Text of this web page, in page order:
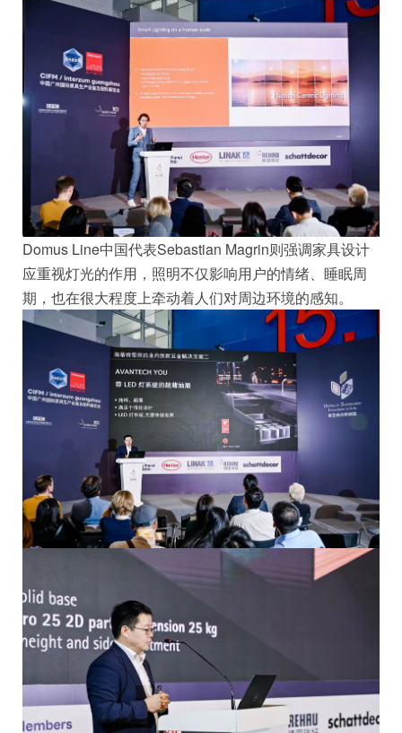
Domus Line中国代表Sebastian Magrin则强调家具设计
应重视灯光的作用，照明不仅影响用户的情绪、睡眠周
期，也在很大程度上牵动着人们对周边环境的感知。